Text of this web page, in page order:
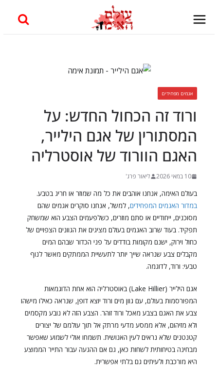
אגמים מפחידים
ורוד זה הכחול החדש: על
המסתורין של אגם הילייר,
האגם הוורוד של אוסטרליה
10 במאי 2026 ליאור פרג'
בעולם האימה, אנחנו אוהבים את כל מה שמוזר או חריג בטבע.
במדור האגמים המפחידים, למשל, אנחנו סוקרים אגמים שהם
מסוכנים, ייחודיים או סתם מוזרים, כשלפעמים הצבע הוא שמשחק
תפקיד. בעוד שרוב האגמים בעולם מציגים את הגוונים הצפויים של
כחול וירוק, ישנם מקומות בודדים על פני הכדור שבהם המים
מקבלים צבע שנראה שייך יותר לתעשיית הממתקים מאשר לנוף
טבעי: ורוד, לדוגמה.
אגם הילייר (Lake Hillier) באוסטרליה הוא אחת הדוגמאות
המפורסמות בעולם, עם גוון מים ורוד יוצא דופן, שנראה כאילו מישהו
צבע את האגם בצבע מאכל ורוד זוהר. הצבע הזה לא נובע מקסמים
ולא מזיהום, אלא ממסע מדעי מרתק אל תוך עולמם של יצורים
קטנטנים שלא נראים לעין האנושית. תשמחו אולי לשמוע שאפשר
מבחינה בטיחותית לשחות כאן, גם אם ההגעה עבור התייר הממוצע
היא מורכבת ולעיתים גם בלתי אפשרית.